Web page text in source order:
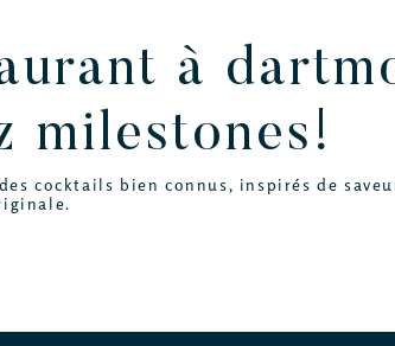
à
milestones!
cocktails bien connus, inspirés de